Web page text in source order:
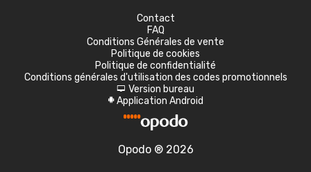
Contact
FAQ
Conditions Générales de vente
Politique de cookies
Politique de confidentialité
Conditions générales d'utilisation des codes promotionnels
d Version bureau
A Application Android
Opodo ® 2026